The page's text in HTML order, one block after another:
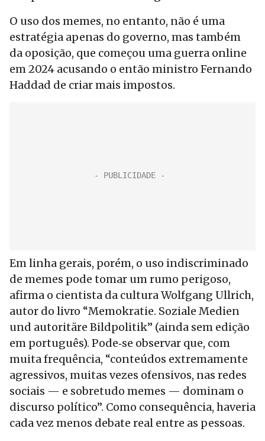
O uso dos memes, no entanto, não é uma
estratégia apenas do governo, mas também
da oposição, que começou uma guerra online
em 2024 acusando o então ministro Fernando
Haddad de criar mais impostos.
Em linha gerais, porém, o uso indiscriminado
de memes pode tomar um rumo perigoso,
afirma o cientista da cultura Wolfgang Ullrich,
autor do livro “Memokratie. Soziale Medien
und autoritäre Bildpolitik” (ainda sem edição
em português). Pode‑se observar que, com
muita frequência, “conteúdos extremamente
agressivos, muitas vezes ofensivos, nas redes
sociais — e sobretudo memes — dominam o
discurso político”. Como consequência, haveria
cada vez menos debate real entre as pessoas.